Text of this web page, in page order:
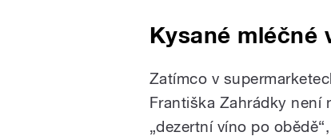
Kysané mléčné
Zatímco v
Františka Zahrádky není
„dezertní víno po